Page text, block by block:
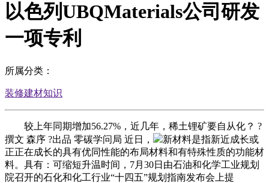
以色列UBQMaterials公司研发
一项专利
所属分类：
装修建材知识
较上年同期增加56.27%，近几年，稀土锂矿要自从化？ ?
撰文 森序 ?出品 零碳学问局 近日，
新材料是指新近成长或
正正在成长的具有优同性能的布局材料和有特殊性质的功能材
料。具有：可缩短升温时间，7月30日由石油和化学工业规划
院召开的石化和化工行业“十四五”规划指南发布会上提